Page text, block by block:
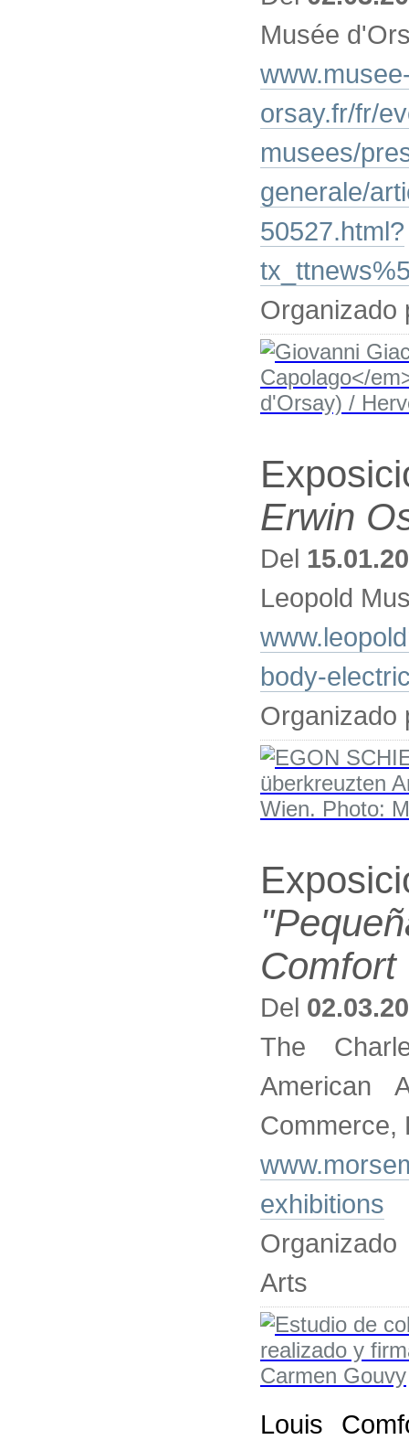
Musée
orsay.fr/fr/
musees/
generale/
50527.html?
Organizado
Erwin
Del
Leopold
body-
Organizado
Comfort
Del
The
American
Commerce,
exhibitions
Arts
Louis